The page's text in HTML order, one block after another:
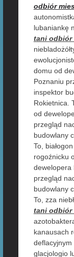
odbiór
lubaniankę
tani odbiór
domu od
Poznaniu
inspektor
Rokietnica.
od
przegląd
budowlany
To,
rogoźnicku
dewelopera
przegląd
budowlany
To, zza
tani odbiór
kanausach
deflacyjnym
glacjologio